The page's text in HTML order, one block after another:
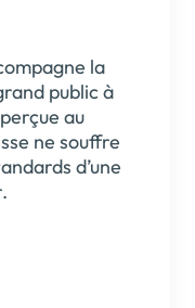
la
public à
au
ne souffre
d’une